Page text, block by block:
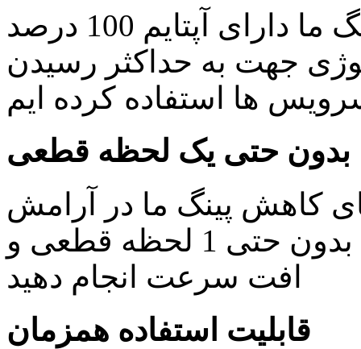
کلیه سرویس های کاهش پینگ ما دارای آپتایم 100 درصد
جهت به حداکثر رسیدن
ها استفاده کرده ایم
بدون حتی یک لحظه قطعی
کاهش پینگ ما در آرامش
خاطر کار های روزمره خود را بدون حتی 1 لحظه قطعی و
افت سرعت انجام دهید
قابلیت استفاده همزمان